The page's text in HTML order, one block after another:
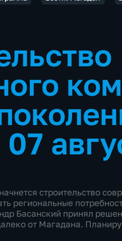
строительство
региональные
Басанский принял
от Магадана.